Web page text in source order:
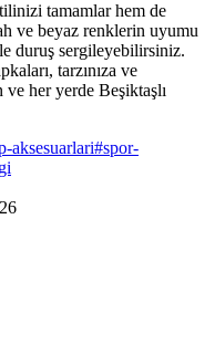
tamamlar hem de
ve beyaz renklerin uyumu
duruş sergileyebilirsiniz.
tarzınıza ve
her yerde Beşiktaşlı
aksesuarlari#spor-